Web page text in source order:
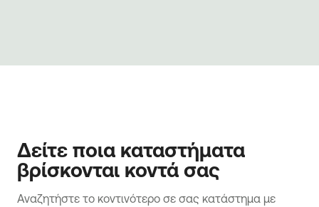
Δείτε ποια καταστήματα
βρίσκονται κοντά σας
Αναζητήστε το κοντινότερο σε σας κατάστημα με